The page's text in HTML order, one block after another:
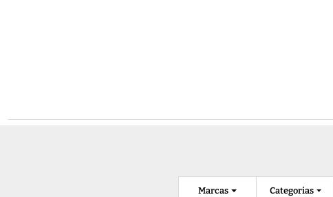
Categorias
Marcas